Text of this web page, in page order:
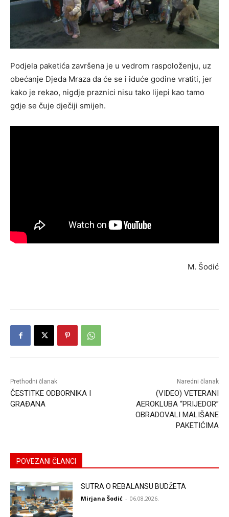
Podjela paketića završena je u vedrom raspoloženju, uz
obećanje Djeda Mraza da će se i iduće godine vratiti, jer
kako je rekao, nigdje praznici nisu tako lijepi kao tamo
gdje se čuje dječiji smijeh.
M. Šodić
Prethodni članak
ČESTITKE ODBORNIKA I
GRAĐANA
Naredni članak
(VIDEO) VETERANI
AEROKLUBA “PRIJEDOR”
OBRADOVALI MALIŠANE
PAKETIĆIMA
POVEZANI ČLANCI
SUTRA O REBALANSU BUDŽETA
Mirjana Šodić - 06.08.2026.